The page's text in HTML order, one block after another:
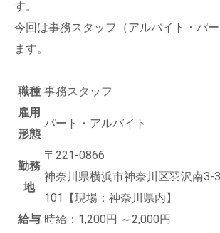
す。
今回は事務スタッフ（アルバイト・パ
ます。
職種 事務スタッフ
雇用
形態
パート・アルバイト
勤務
地
〒221-0866
神奈川県横浜市神奈川区羽沢南3-
101【現場：神奈川県内】
給与 時給：1,200円 ～2,000円